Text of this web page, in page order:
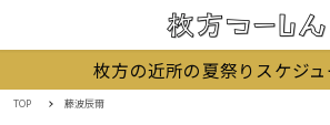
枚方の近所の夏祭りスケジ
TOP 藤波辰爾